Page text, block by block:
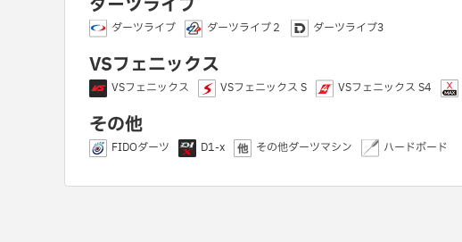
ダーツライブ ダーツライブ２ ダーツライブ3
VSフェニックス
VSフェニックス VSフェニックス S VSフェニックス S4
その他
FIDOダーツ D1-x その他ダーツマシン ハードボード